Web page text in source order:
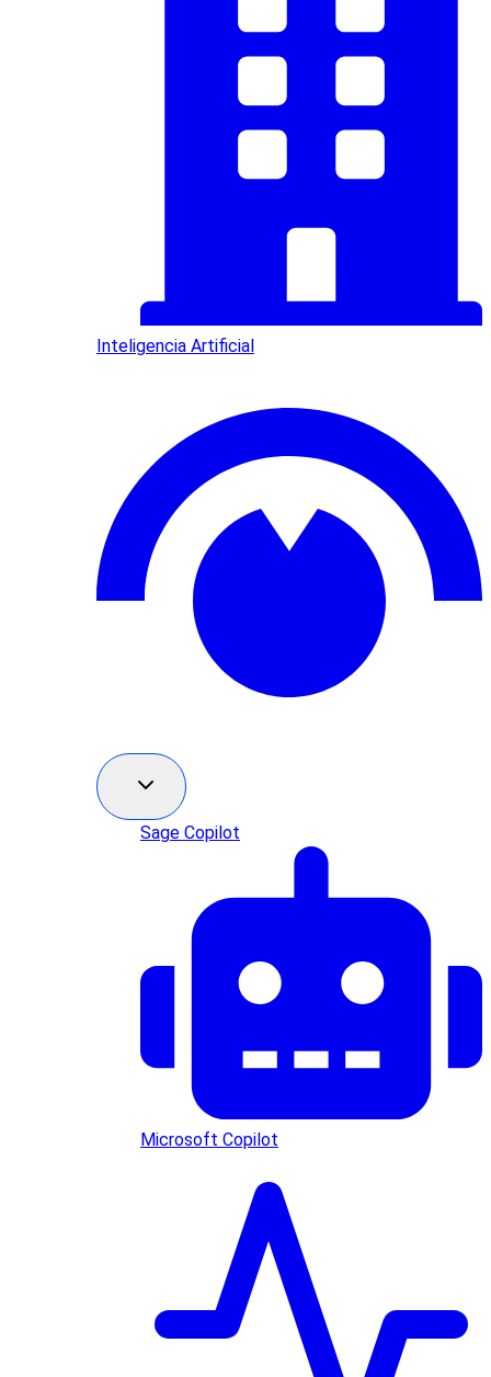
Inteligencia Artificial
Sage Copilot
Microsoft Copilot